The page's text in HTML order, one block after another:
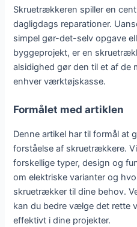
Skruetrækkeren spiller en
dagligdags reparationer.
simpel gør-det-selv opgave
byggeprojekt, er en
alsidighed gør den til et af
enhver værktøjskasse.
Formålet med artiklen
Denne artikel har til formål at
forståelse af skruetrækkere.
forskellige typer, design og
om elektriske varianter og
skruetrækker til dine behov.
kan du bedre vælge det rette
effektivt i dine projekter.